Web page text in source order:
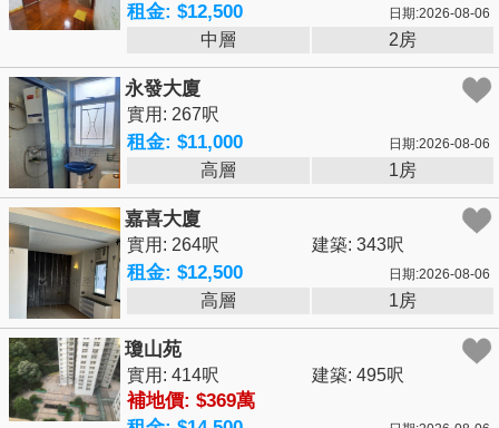
租金: $12,500 日期:2026-08-06
中層 2房
永發大廈
實用: 267呎
租金: $11,000 日期:2026-08-06
高層 1房
嘉喜大廈
實用: 264呎 建築: 343呎
租金: $12,500 日期:2026-08-06
高層 1房
瓊山苑
實用: 414呎 建築: 495呎
補地價: $369萬